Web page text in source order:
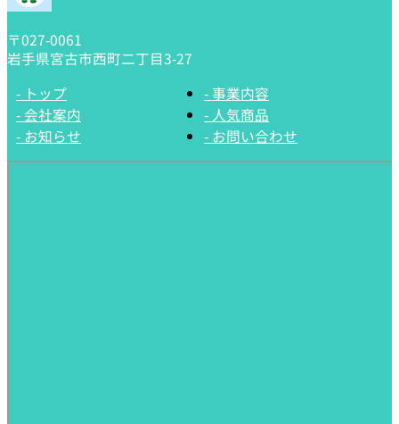
〒027-0061
岩手県宮古市西町二丁目3-27
- トップ
- 事業内容
- 会社案内
- 人気商品
- お知らせ
- お問い合わせ